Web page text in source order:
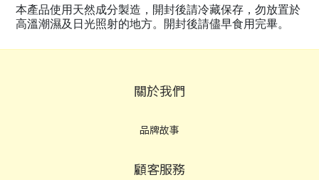
本產品使用天然成分製造，開封後請冷藏保存，勿放置於
高溫潮濕及日光照射的地方。開封後請儘早食用完畢。
關於我們
品牌故事
顧客服務